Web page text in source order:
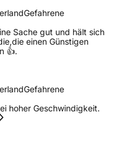
Gefahrene
Sache gut und hält sich
einen Günstigen
👍.
Gefahrene
hoher Geschwindigkeit.